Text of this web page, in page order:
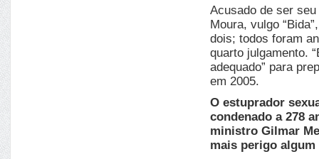
Acusado de ser
Moura, vulgo
dois; todos foram
quarto julgamento.
adequado” para
em 2005.
O estuprador
condenado a 278
ministro Gilmar
mais perigo algum